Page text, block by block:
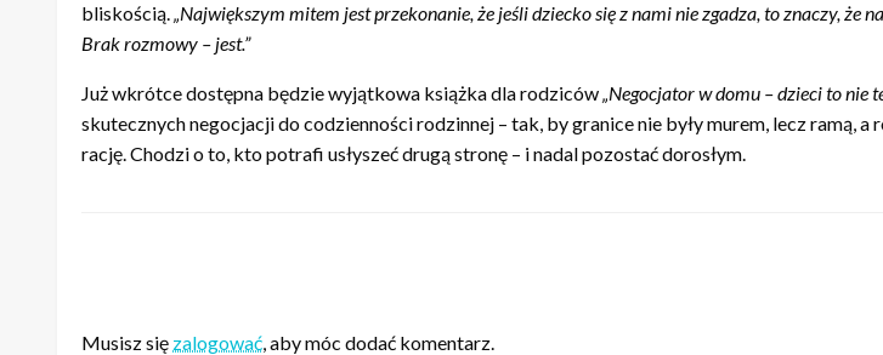
bliskością.„Największym mitem jest przekonanie, że jeśli dziecko się z nami nie zgadza, to znaczy, że
Brak rozmowy – jest.”
Już wkrótce dostępna będzie wyjątkowa książka dla rodziców„Negocjator w domu – dzieci to nie
skutecznych negocjacji do codzienności rodzinnej – tak, by granice nie były murem, lecz ramą,
rację. Chodzi o to, kto potrafi usłyszeć drugą stronę – i nadal pozostać dorosłym.
Musisz się zalogować, aby móc dodać komentarz.